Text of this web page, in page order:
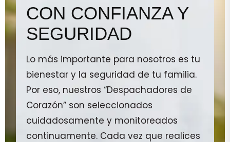
CON CONFIANZA Y
SEGURIDAD
Lo más importante para nosotros es tu
bienestar y la seguridad de tu familia.
Por eso, nuestros “Despachadores de
Corazón” son seleccionados
cuidadosamente y monitoreados
continuamente. Cada vez que realices